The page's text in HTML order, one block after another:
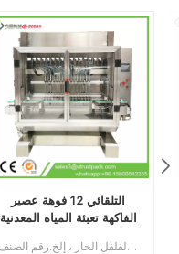
التلقائي 12 فوهة عصير
الفاكهة تعبئة المياه المعدنية
آلة تعبئة المياه المعدنية الأوتوماتيكية ذات 12 فوهة لتعبئة عصير الفاكهة مناسبة لعصير الفاكهة ، مياه الزجاجة ، المشروبات الغازية ، زيت الطعام ، زيت الزيتون ، زيت المحرك ، صلصة الطماطم ، صلصة الفلفل الحار ، إلخ.رقم الصنف:UTOAGZ3الحد الأدنى للطلب:1قسط:TTميناء الشحن:قوانغتشوالمنطقة الأصلية:قوانغتشو، الصينمهلة:45 يوم عمل بعد استلام الودائع